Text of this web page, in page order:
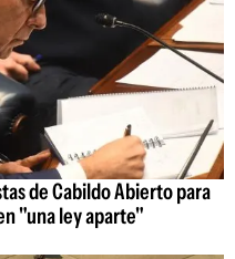
de Cabildo Abierto para
"una ley aparte"